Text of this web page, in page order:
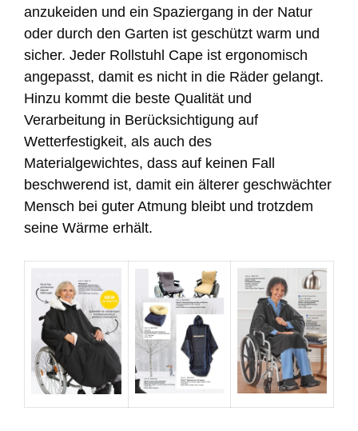
anzukeiden und ein Spaziergang in der Natur
oder durch den Garten ist geschützt warm und
sicher. Jeder Rollstuhl Cape ist ergonomisch
angepasst, damit es nicht in die Räder gelangt.
Hinzu kommt die beste Qualität und
Verarbeitung in Berücksichtigung auf
Wetterfestigkeit, als auch des
Materialgewichtes, dass auf keinen Fall
beschwerend ist, damit ein älterer geschwächter
Mensch bei guter Atmung bleibt und trotzdem
seine Wärme erhält.